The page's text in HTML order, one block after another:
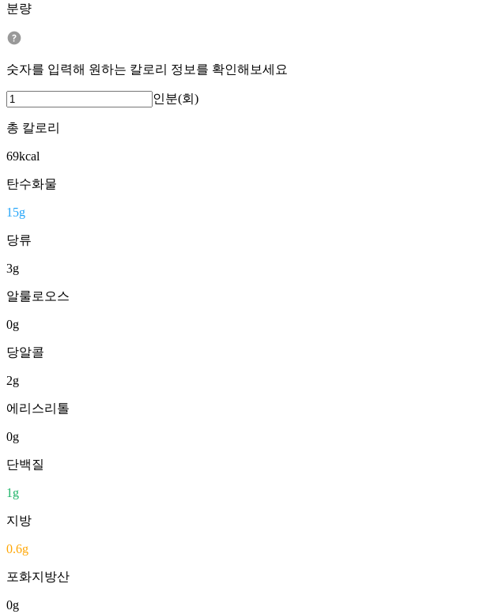
분량
숫자를 입력해 원하는 칼로리 정보를 확인해보세요
인분(회)
총 칼로리
69kcal
탄수화물
15g
당류
3g
알룰로오스
0g
당알콜
2g
에리스리톨
0g
단백질
1 g
지방
0.6g
포화지방산
0g